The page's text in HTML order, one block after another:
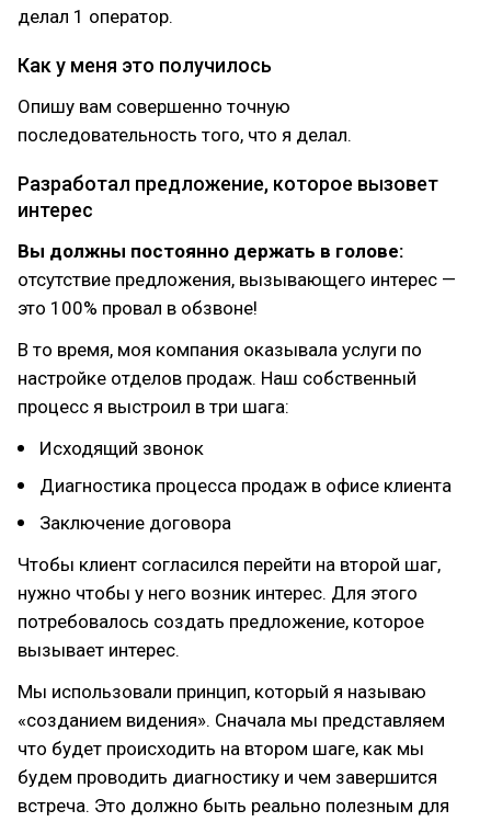
делал 1 оператор.
Как у меня это получилось
Опишу вам совершенно точную
последовательность того, что я делал.
Разработал предложение, которое вызовет
интерес
Вы должны постоянно держать в голове:
отсутствие предложения, вызывающего интерес —
это 100% провал в обзвоне!
В то время, моя компания оказывала услуги по
настройке отделов продаж. Наш собственный
процесс я выстроил в три шага:
Исходящий звонок
Диагностика процесса продаж в офисе клиента
Заключение договора
Чтобы клиент согласился перейти на второй шаг,
нужно чтобы у него возник интерес. Для этого
потребовалось создать предложение, которое
вызывает интерес.
Мы использовали принцип, который я называю
«созданием видения». Сначала мы представляем
что будет происходить на втором шаге, как мы
будем проводить диагностику и чем завершится
встреча. Это должно быть реально полезным для